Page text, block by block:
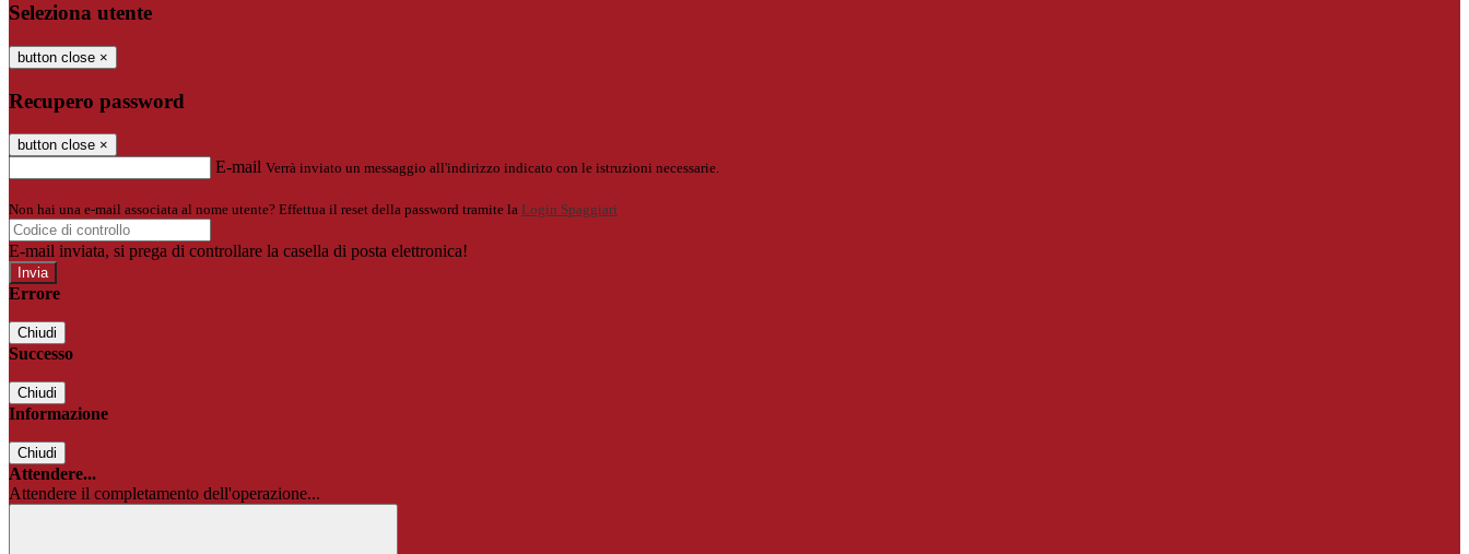
Seleziona utente
button close ×
Recupero password
button close ×
E-mail Verrà inviato un messaggio all'indirizzo indicato con le istruzioni necessarie.
Non hai una e-mail associata al nome utente? Effettua il reset della password tramite la Login Spaggiari
E-mail inviata, si prega di controllare la casella di posta elettronica!
Errore
Chiudi
Successo
Chiudi
Informazione
Chiudi
Attendere...
Attendere il completamento dell'operazione...